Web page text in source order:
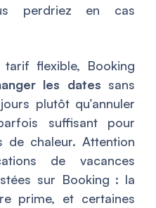
perdriez en cas
flexible, Booking
les dates sans
plutôt qu’annuler
suffisant pour
de chaleur. Attention
de vacances
sur Booking : la
prime, et certaines